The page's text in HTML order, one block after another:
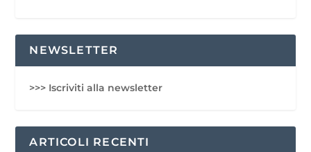
NEWSLETTER
>>> Iscriviti alla newsletter
ARTICOLI RECENTI